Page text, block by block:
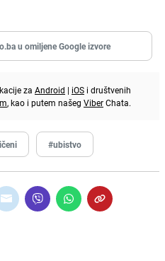
u omiljene Google izvore
za Android | iOS i društvenih
, kao i putem našeg ViberChata.
#ubistvo